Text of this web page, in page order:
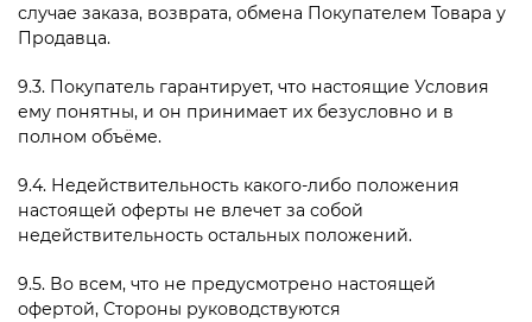
случае заказа, возврата, обмена Покупателем Товара у
Продавца.
9.3. Покупатель гарантирует, что настоящие Условия
ему понятны, и он принимает их безусловно и в
полном объёме.
9.4. Недействительность какого-либо положения
настоящей оферты не влечет за собой
недействительность остальных положений.
9.5. Во всем, что не предусмотрено настоящей
офертой, Стороны руководствуются